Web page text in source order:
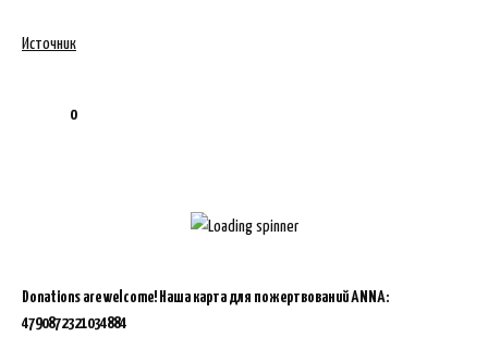
Источник
0
Donations are welcome! Наша карта для пожертвований ANNA:
4790872321034884